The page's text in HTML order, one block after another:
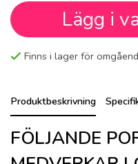
Lägg i
Finns i lager för
Produktbeskrivning
FÖLJANDE